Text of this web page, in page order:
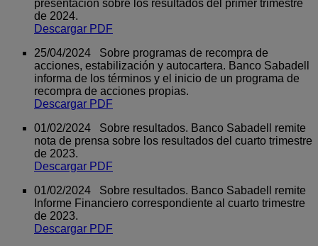
presentación sobre los resultados del primer trimestre
de 2024.
Descargar PDF
25/04/2024 Sobre programas de recompra de
acciones, estabilización y autocartera. Banco Sabadell
informa de los términos y el inicio de un programa de
recompra de acciones propias.
Descargar PDF
01/02/2024 Sobre resultados. Banco Sabadell remite
nota de prensa sobre los resultados del cuarto trimestre
de 2023.
Descargar PDF
01/02/2024 Sobre resultados. Banco Sabadell remite
Informe Financiero correspondiente al cuarto trimestre
de 2023.
Descargar PDF